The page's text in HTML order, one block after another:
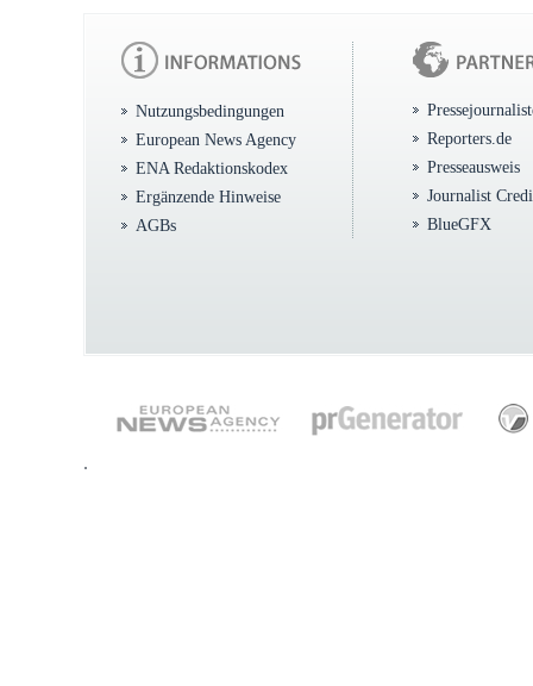
Nutzungsbedingungen
European News Agency
ENA Redaktionskodex
Ergänzende Hinweise
AGBs
Reporters.de
Presseausweis
Journalist
BlueGFX
.